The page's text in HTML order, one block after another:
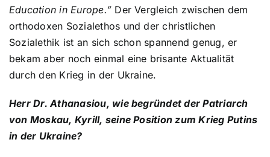
Education in Europe.” Der Vergleich zwischen dem
orthodoxen Sozialethos und der christlichen
Sozialethik ist an sich schon spannend genug, er
bekam aber noch einmal eine brisante Aktualität
durch den Krieg in der Ukraine.
Herr Dr. Athanasiou, wie begründet der Patriarch
von Moskau, Kyrill, seine Position zum Krieg Putins
in der Ukraine?